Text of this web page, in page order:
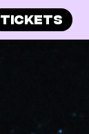
TICKETS